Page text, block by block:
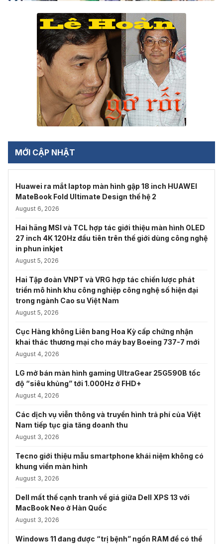
MỚI CẬP NHẬT
Huawei ra mắt laptop màn hình gập 18 inch HUAWEI
MateBook Fold Ultimate Design thế hệ 2
August 6, 2026
Hai hãng MSI và TCL hợp tác giới thiệu màn hình OLED
27 inch 4K 120Hz đầu tiên trên thế giới dùng công nghệ
in phun inkjet
August 5, 2026
Hai Tập đoàn VNPT và VRG hợp tác chiến lược phát
triển mô hình khu công nghiệp công nghệ số hiện đại
trong ngành Cao su Việt Nam
August 5, 2026
Cục Hàng không Liên bang Hoa Kỳ cấp chứng nhận
khai thác thương mại cho máy bay Boeing 737-7 mới
August 4, 2026
LG mở bán màn hình gaming UltraGear 25G590B tốc
độ “siêu khủng” tới 1.000Hz ở FHD+
August 4, 2026
Các dịch vụ viễn thông và truyền hình trả phí của Việt
Nam tiếp tục gia tăng doanh thu
August 3, 2026
Tecno giới thiệu mẫu smartphone khái niệm không có
khung viền màn hình
August 3, 2026
Dell mất thế cạnh tranh về giá giữa Dell XPS 13 với
MacBook Neo ở Hàn Quốc
August 3, 2026
Windows 11 đang được “trị bệnh” ngốn RAM để có thể